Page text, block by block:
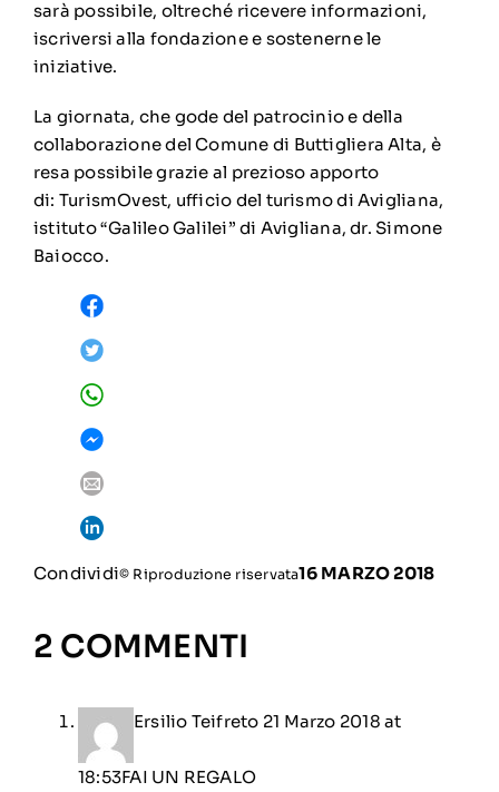
sarà possibile, oltreché ricevere informazioni,
iscriversi alla fondazione e sostenerne le
iniziative.
La giornata, che gode del patrocinio e della
collaborazione del Comune di Buttigliera Alta, è
resa possibile grazie al prezioso apporto
di: TurismOvest, ufficio del turismo di Avigliana,
istituto “Galileo Galilei” di Avigliana, dr. Simone
Baiocco.
Condividi© Riproduzione riservata16 MARZO 2018
2 COMMENTI
Ersilio Teifreto 21 Marzo 2018 at
18:53FAI UN REGALO